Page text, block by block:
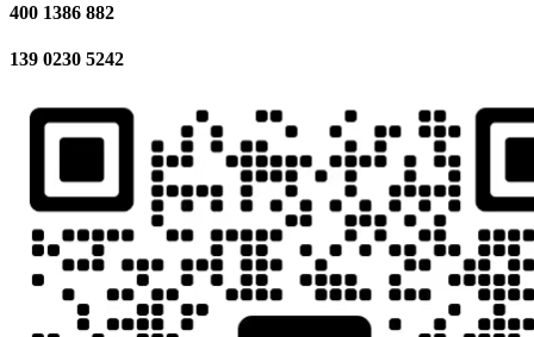
400 1386 882
139 0230 5242